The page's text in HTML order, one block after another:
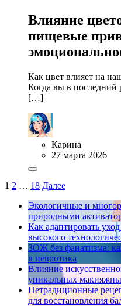
Влияние
пищевые
Как цвет влияет на
Когда вы в последний
[…]
Карина
27 марта 2026
1 2 … 18 Далее
Экологичные и
природными
Как адаптировать
высокого
ЗОЖ без фанатизма:
в невротика
Влияние
уникальных
Нетрадиционные
для восстановления